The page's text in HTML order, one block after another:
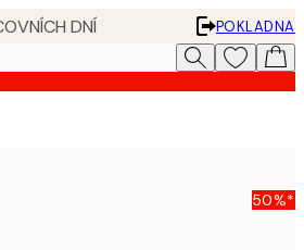
DNÍ
POKLADNA
50%*